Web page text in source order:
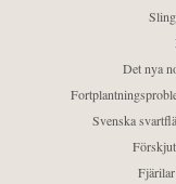
Det nya
Svenska